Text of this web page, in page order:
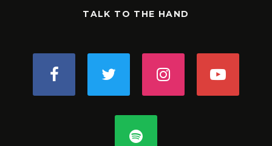
TALK TO THE HAND